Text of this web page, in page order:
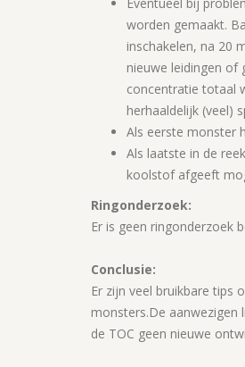
worden gemaakt.
inschakelen, na 20
nieuwe leidingen of
concentratie totaal
herhaaldelijk (veel)
Als eerste monster
Als laatste in de
koolstof afgeeft
Ringonderzoek:
Er is geen ringonderzoek
Conclusie:
Er zijn veel bruikbare tips
monsters.De
de TOC geen nieuwe